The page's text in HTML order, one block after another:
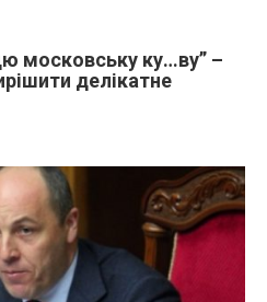
московську ку…ву” –
делікатне